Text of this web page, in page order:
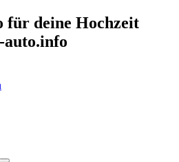
für deine Hochzeit
auto.info